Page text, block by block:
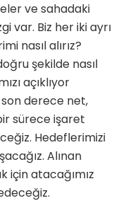
ve sahadaki
var. Biz her iki ayrı
nasıl alırız?
şekilde nasıl
açıklıyor
son derece net,
sürece işaret
Hedeflerimizi
Alınan
için atacağımız